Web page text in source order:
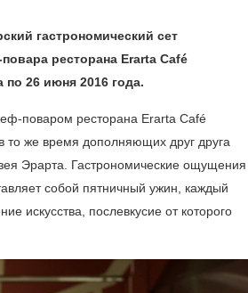
гастрономический сет
ресторана Erarta Café
по 26 июня 2016 года.
поваром ресторана Erarta Café
то же время дополняющих друг друга
Эрарта. Гастрономические ощущения
собой пятничный ужин, каждый
искусства, послевкусие от которого